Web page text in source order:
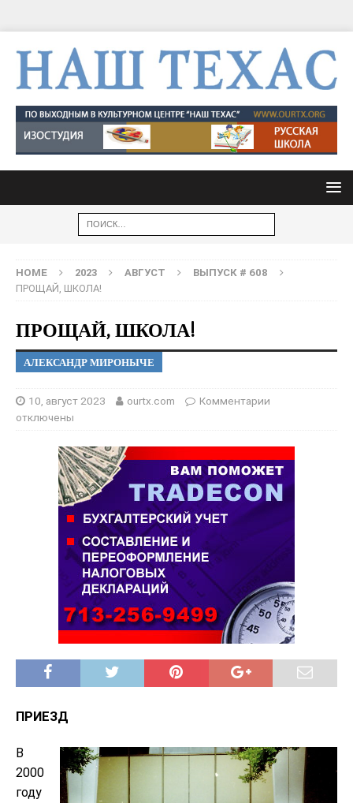
HOME 2023 АВГУСТ
ВЫПУСК # 608
ПРОЩАЙ, ШКОЛА!
ПРОЩАЙ, ШКОЛА!
АЛЕКСАНДР МИРОНЫЧЕ
10, август 2023 ourtx.com
Комментарии
отключены
ПРИЕЗД
В
2000
году